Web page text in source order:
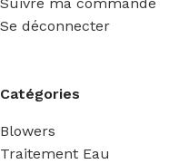
Suivre ma commande
Se déconnecter
Catégories
Blowers
Traitement Eau